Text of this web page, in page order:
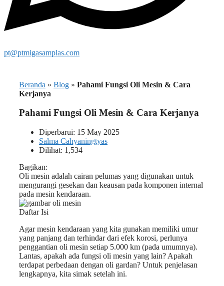
pt@ptmigasamplas.com
Beranda » Blog » Pahami Fungsi Oli Mesin & Cara
Kerjanya
Pahami Fungsi Oli Mesin & Cara Kerjanya
Diperbarui: 15 May 2025
Salma Cahyaningtyas
Dilihat: 1,534
Bagikan:
Oli mesin adalah cairan pelumas yang digunakan untuk
mengurangi gesekan dan keausan pada komponen internal
pada mesin kendaraan.
Daftar Isi
Agar mesin kendaraan yang kita gunakan memiliki umur
yang panjang dan terhindar dari efek korosi, perlunya
penggantian oli mesin setiap 5.000 km (pada umumnya).
Lantas, apakah ada fungsi oli mesin yang lain? Apakah
terdapat perbedaan dengan oli gardan? Untuk penjelasan
lengkapnya, kita simak setelah ini.